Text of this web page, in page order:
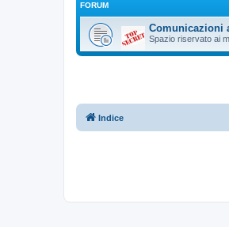
FORUM
Comunicazioni
Spazio riservato ai
Indice